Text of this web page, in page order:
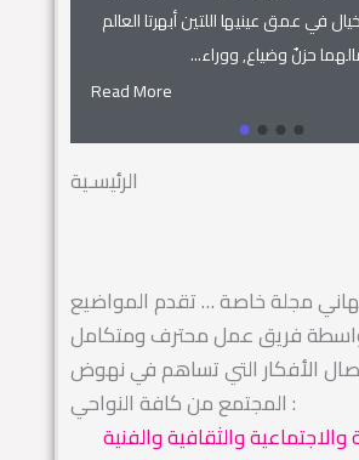
في عمق عينيها اللتين أبهرتا العالم
حزنٌ وضياع, ووراء...
Read More
الرئيسـية
مجلة خاصة … تقدم المواضيع
فريق عمل محترف ومتكامل
الأفكار التي تساهم في نهوض
المجتمع من كافة النواحي :
والاجتماعية والثقافية والفنية